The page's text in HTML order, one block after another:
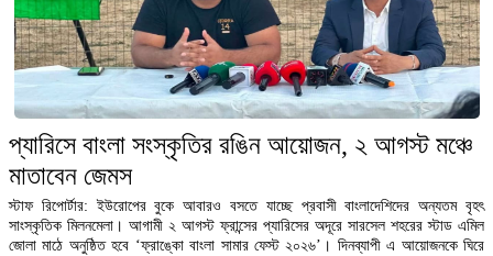
করলেও কোনো ধ্বংসাত্মক কর্মসূচি নেয়নি বলে...
বিস্তারিত
প্যারিসে বাংলা সংস্কৃতির রঙিন আয়োজন, ২ আগস্ট মঞ্চে
মাতাবেন জেমস
স্টাফ রিপোর্টার: ইউরোপের বুকে আবারও বসতে যাচ্ছে প্রবাসী বাংলাদেশিদের অন্যতম বৃহৎ
সাংস্কৃতিক মিলনমেলা। আগামী ২ আগস্ট ফ্রান্সের প্যারিসের অদূরে সারসেল শহরের স্টাড এমিল
জোলা মাঠে অনুষ্ঠিত হবে ‘ফ্রাঙ্কো বাংলা সামার ফেস্ট ২০২৬’। দিনব্যাপী এ আয়োজনকে ঘিরে